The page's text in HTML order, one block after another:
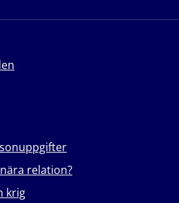
relation?
krig